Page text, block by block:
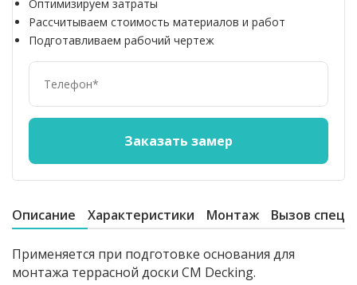
Оптимизируем затраты
Рассчитываем стоимость материалов и работ
Подготавливаем рабочий чертеж
Описание Характеристики Монтаж Вызов
Применяется при подготовке основания для
монтажа террасной доски CM Decking.